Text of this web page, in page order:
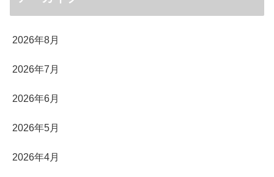
2026年8月
2026年7月
2026年6月
2026年5月
2026年4月